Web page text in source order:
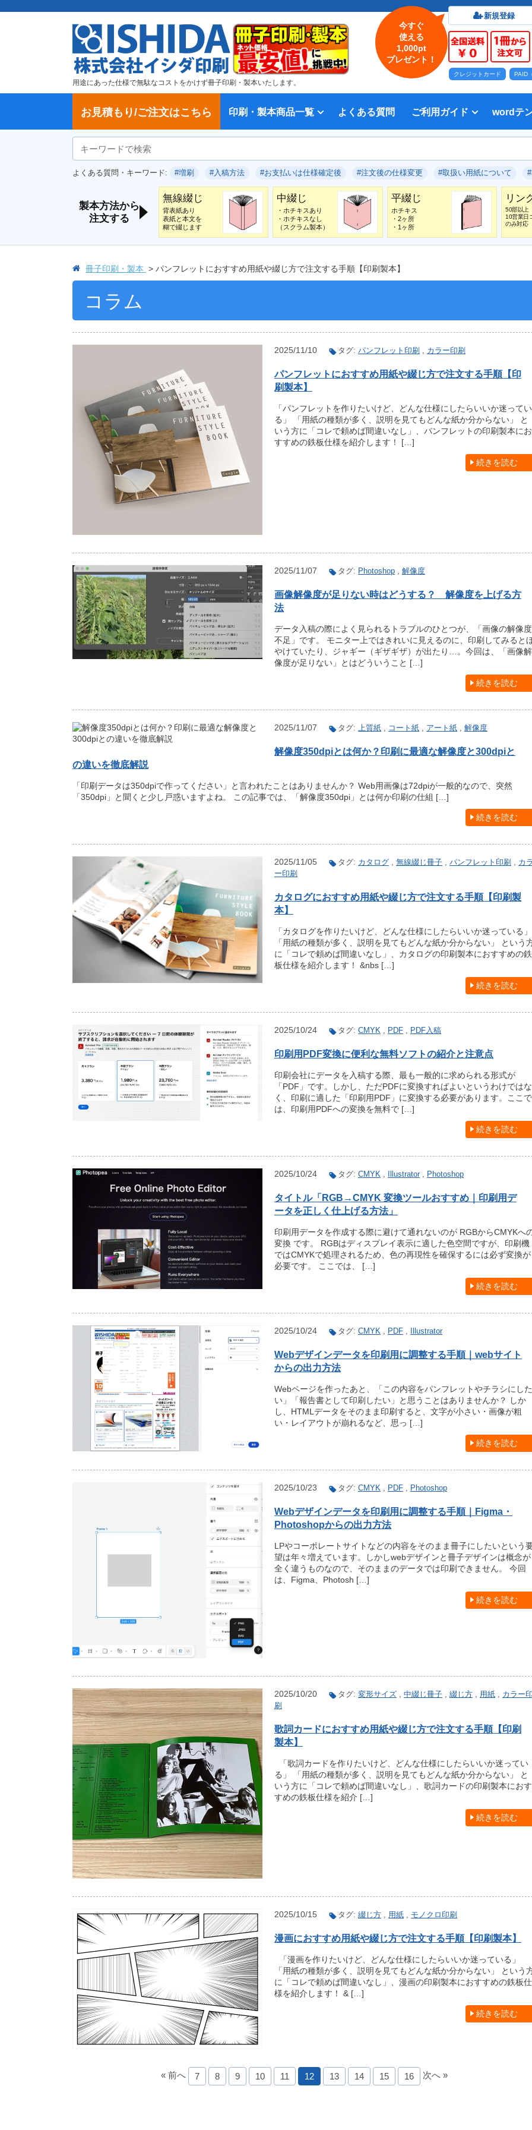
用途にあった仕様で無駄なコストをかけず冊子印刷・製本いたします。
新規登録
クレジットカード PAID
今すぐ
使える
1,000pt
プレゼント！
お見積もり/ご注文はこちら 印刷・製本商品一覧 よくある質問 ご利用ガイド
いて
について
ックリスト
式
wordテ
よくある質問・キーワード: #増刷 #入稿方法 #お支払いは仕様確定後 #注文後の仕様変更 #取扱い用紙について
製本方法から
注文する
無線綴じ
背表紙あり
表紙と本文を
糊で綴じます
中綴じ
・ホチキスあり
・ホチキスなし
（スクラム製本）
平綴じ
ホチキス
・2ヶ所
・1ヶ所
リン
50部以上
10営業日
のみ対応
冊子印刷・製本 パンフレットにおすすめ用紙や綴じ方で注文する手順【印刷製本】
コラム
2025/11/10 タグ: パンフレット印刷 , カラー印刷
パンフレットにおすすめ用紙や綴じ方で注文する手順【印
刷製本】
「パンフレットを作りたいけど、どんな仕様にしたらいいか迷ってい
る」 「用紙の種類が多く、説明を見てもどんな紙か分からない」 と
いう方に「コレで頼めば間違いなし」、パンフレットの印刷製本にお
すすめの鉄板仕様を紹介します！ […]
続きを読む
2025/11/07 タグ: Photoshop , 解像度
画像解像度が足りない時はどうする？ 解像度を上げる方
法
データ入稿の際によく見られるトラブルのひとつが、「画像の解像度
不足」です。 モニター上ではきれいに見えるのに、印刷してみると
やけていたり、ジャギー（ギザギザ）が出たり…。今回は、「画像解
像度が足りない」とはどういうこと […]
続きを読む
2025/11/07 タグ: 上質紙 , コート紙 , アート紙 , 解像度
解像度350dpiとは何か？印刷に最適な解像度と300dpiと
の違いを徹底解説
「印刷データは350dpiで作ってください」と言われたことはありませんか？ Web用画像は72dpiが一般的なので、突然
「350dpi」と聞くと少し戸惑いますよね。 この記事では、「解像度350dpi」とは何か印刷の仕組 […]
続きを読む
2025/11/05 タグ: カタログ , 無線綴じ冊子 , パンフレット印刷 , カ
ー印刷
カタログにおすすめ用紙や綴じ方で注文する手順【印刷製
本】
「カタログを作りたいけど、どんな仕様にしたらいいか迷っている」
「用紙の種類が多く、説明を見てもどんな紙か分からない」 という
に「コレで頼めば間違いなし」、カタログの印刷製本におすすめの鉄
板仕様を紹介します！ &nbs […]
続きを読む
2025/10/24 タグ: CMYK , PDF , PDF入稿
印刷用PDF変換に便利な無料ソフトの紹介と注意点
印刷会社にデータを入稿する際、最も一般的に求められる形式が
「PDF」です。しかし、ただPDFに変換すればよいというわけではな
く、印刷に適した「印刷用PDF」に変換する必要があります。ここで
は、印刷用PDFへの変換を無料で […]
続きを読む
2025/10/24 タグ: CMYK , Illustrator, Photoshop
タイトル「RGB→CMYK 変換ツールおすすめ｜印刷用デ
ータを正しく仕上げる方法」
印刷用データを作成する際に避けて通れないのが RGBからCMYKへ
変換 です。 RGBはディスプレイ表示に適した色空間ですが、印刷機
ではCMYKで処理されるため、色の再現性を確保するには必ず変換が
必要です。 ここでは、 […]
続きを読む
2025/10/24 タグ: CMYK , PDF , Illustrator
Webデザインデータを印刷用に調整する手順｜webサイト
からの出力方法
Webページを作ったあと、「この内容をパンフレットやチラシにした
い」「報告書として印刷したい」と思うことはありませんか？ しか
し、HTMLデータをそのまま印刷すると、文字が小さい・画像が粗
い・レイアウトが崩れるなど、思っ […]
続きを読む
2025/10/23 タグ: CMYK , PDF , Photoshop
Webデザインデータを印刷用に調整する手順｜Figma・
Photoshopからの出力方法
LPやコーポレートサイトなどの内容をそのまま冊子にしたいという
望は年々増えています。しかしwebデザインと冊子デザインは概念が
全く違うものなので、そのままのデータでは印刷できません。 今回
は、Figma、Photosh […]
続きを読む
2025/10/20 タグ: 変形サイズ , 中綴じ冊子 , 綴じ方 , 用紙 , カラー
刷
歌詞カードにおすすめ用紙や綴じ方で注文する手順【印刷
製本】
「歌詞カードを作りたいけど、どんな仕様にしたらいいか迷ってい
る」 「用紙の種類が多く、説明を見てもどんな紙か分からない」 と
いう方に「コレで頼めば間違いなし」、歌詞カードの印刷製本におす
すめの鉄板仕様を紹介 […]
続きを読む
2025/10/15 タグ: 綴じ方 , 用紙 , モノクロ印刷
漫画におすすめ用紙や綴じ方で注文する手順【印刷製本】
「漫画を作りたいけど、どんな仕様にしたらいいか迷っている」
「用紙の種類が多く、説明を見てもどんな紙か分からない」 という
に「コレで頼めば間違いなし」、漫画の印刷製本におすすめの鉄板仕
様を紹介します！ & […]
続きを読む
« 前へ 7 8 9 10 11 12 13 14 15 16 次へ »